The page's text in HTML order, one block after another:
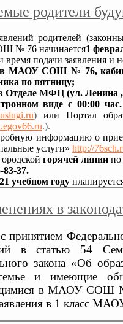
родители
родителей
№ 76 начинается1
время подачи заявления
МАОУ СОШ № 76,
по пятницу;
Отделе МФЦ (ул. Ленина ,
виде с 00:00 час.
) или Портал
.).
информацию о
услуги» http://
горячей линии по
83-37.
учебном году
в
принятием
в статью 54
закона «Об
и имеющие
в МАОУ СОШ №
в 1 класс